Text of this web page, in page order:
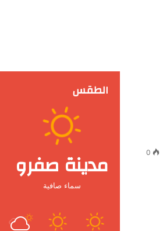
0
الطقس
مدينة صفرو
سماء صافية